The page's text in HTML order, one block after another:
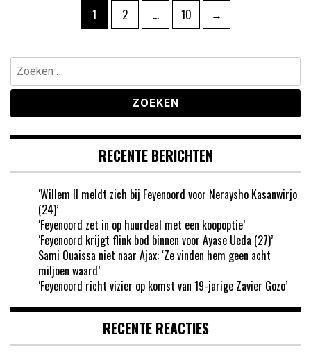
paginering
Pagina
1 Pagina
2 … Pagina
10 →
Zoeken
naar:
RECENTE BERICHTEN
‘Willem II meldt zich bij Feyenoord voor Neraysho Kasanwirjo
(24)’
‘Feyenoord zet in op huurdeal met een koopoptie’
‘Feyenoord krijgt flink bod binnen voor Ayase Ueda (27)’
Sami Ouaissa niet naar Ajax: ‘Ze vinden hem geen acht
miljoen waard’
‘Feyenoord richt vizier op komst van 19-jarige Zavier Gozo’
RECENTE REACTIES